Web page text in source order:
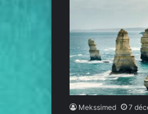
Mekssimed 7